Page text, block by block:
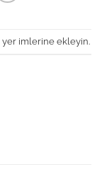
yer imlerine ekleyin.